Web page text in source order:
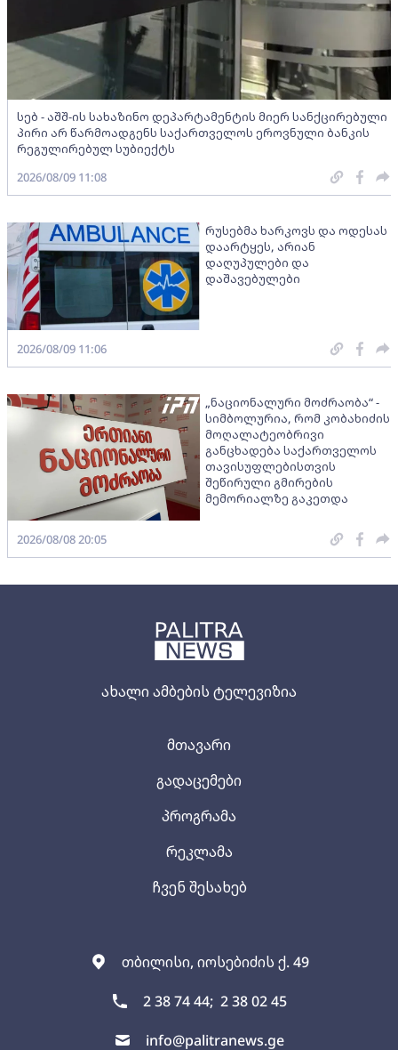
ახალი ამბების ტელევიზია
თბილისი, იოსებიძის ქ. 49
2 38 74 44; 2 38 02 45
info@palitranews.ge
მთავარი
გადაცემები
პროგრამა
რეკლამა
ჩვენ შესახებ
სებ - აშშ-ის სახაზინო დეპარტამენტის მიერ სანქცირებული
პირი არ წარმოადგენს საქართველოს ეროვნული ბანკის
რეგულირებულ სუბიექტს
2026/08/09 11:08
რუსებმა ხარკოვს და ოდესას
დაარტყეს, არიან
დაღუპულები და
დაშავებულები
2026/08/09 11:06
„ნაციონალური მოძრაობა“ -
სიმბოლურია, რომ კობახიძის
მოღალატეობრივი
განცხადება საქართველოს
თავისუფლებისთვის
შეწირული გმირების
მემორიალზე გაკეთდა
2026/08/08 20:05